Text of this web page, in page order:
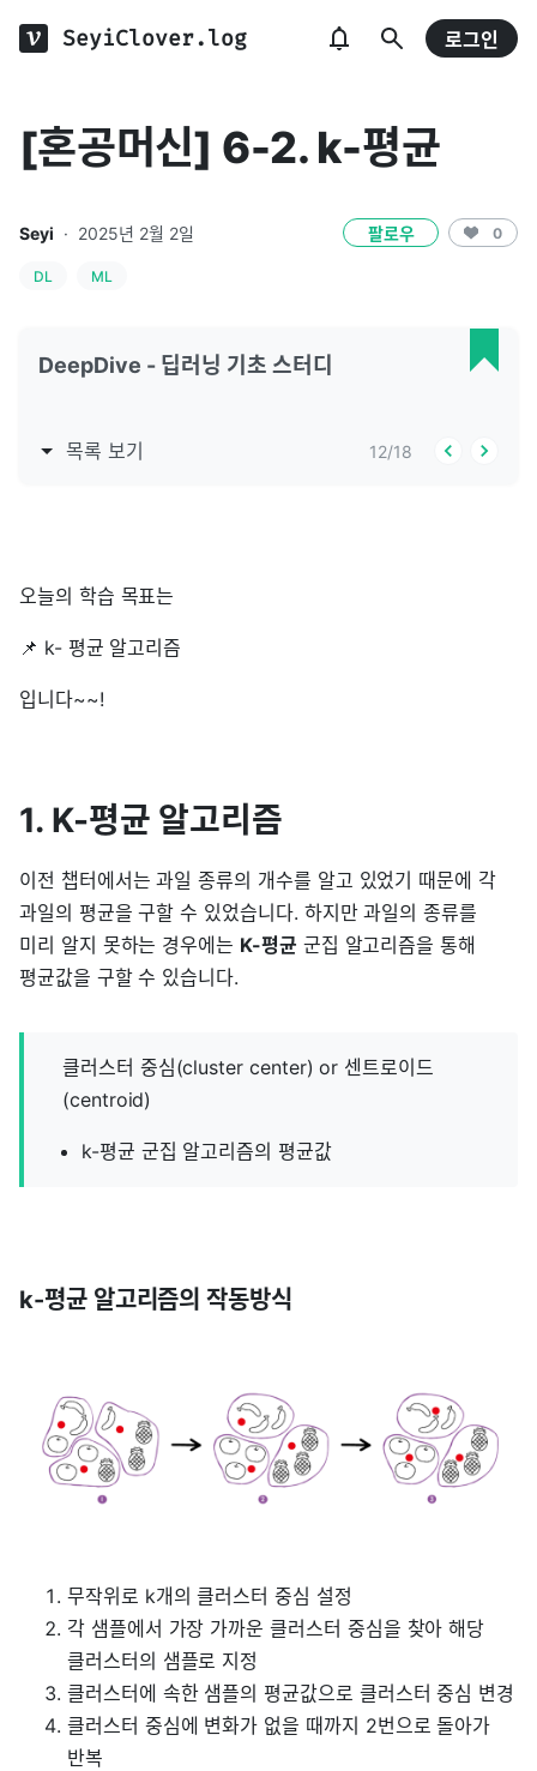
SeyiClover.log 로그인
[혼공머신] 6-2. k-평균
Seyi · 2025년 2월 2일 팔로우 0
DL ML
DeepDive - 딥러닝 기초 스터디
목록 보기 12/18
오늘의 학습 목표는
📌 k- 평균 알고리즘
입니다~~!
1. K-평균 알고리즘
이전 챕터에서는 과일 종류의 개수를 알고 있었기 때문에 각
과일의 평균을 구할 수 있었습니다. 하지만 과일의 종류를
미리 알지 못하는 경우에는 K-평균 군집 알고리즘을 통해
평균값을 구할 수 있습니다.
클러스터 중심(cluster center) or 센트로이드
(centroid)
k-평균 군집 알고리즘의 평균값
k-평균 알고리즘의 작동방식
무작위로 k개의 클러스터 중심 설정
각 샘플에서 가장 가까운 클러스터 중심을 찾아 해당
클러스터의 샘플로 지정
클러스터에 속한 샘플의 평균값으로 클러스터 중심 변경
클러스터 중심에 변화가 없을 때까지 2번으로 돌아가
반복